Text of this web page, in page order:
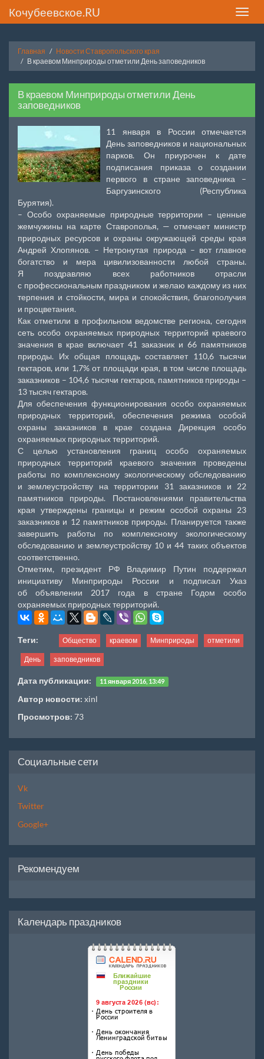
Toggle
Кочубеевское.RU
Главная
Новости Ставропольского края
В краевом Минприроды отметили День заповедников
В краевом Минприроды отметили День
заповедников
11 января в России отмечается
День заповедников и национальных
парков. Он приурочен к дате
подписания приказа о создании
первого в стране заповедника –
Баргузинского (Республика
Бурятия).
– Особо охраняемые природные территории – ценные
жемчужины на карте Ставрополья, — отмечает министр
природных ресурсов и охраны окружающей среды края
Андрей Хлопянов. – Нетронутая природа – вот главное
богатство и мера цивилизованности любой страны.
Я поздравляю всех работников отрасли
с профессиональным праздником и желаю каждому из них
терпения и стойкости, мира и спокойствия, благополучия
и процветания.
Как отметили в профильном ведомстве региона, сегодня
сеть особо охраняемых природных территорий краевого
значения в крае включает 41 заказник и 66 памятников
природы. Их общая площадь составляет 110,6 тысячи
гектаров, или 1,7% от площади края, в том числе площадь
заказников – 104,6 тысячи гектаров, памятников природы –
13 тысяч гектаров.
Для обеспечения функционирования особо охраняемых
природных территорий, обеспечения режима особой
охраны заказников в крае создана Дирекция особо
охраняемых природных территорий.
С целью установления границ особо охраняемых
природных территорий краевого значения проведены
работы по комплексному экологическому обследованию
и землеустройству на территории 31 заказников и 22
памятников природы. Постановлениями правительства
края утверждены границы и режим особой охраны 23
заказников и 12 памятников природы. Планируется также
завершить работы по комплексному экологическому
обследованию и землеустройству 10 и 44 таких объектов
соответственно.
Отметим, президент РФ Владимир Путин поддержал
инициативу Минприроды России и подписал Указ
об объявлении 2017 года в стране Годом особо
охраняемых природных территорий.
Теги: Общество краевом Минприроды отметили
День заповедников
Дата публикации: 11 января 2016, 13:49
Автор новости: xinl
Просмотров: 73
Социальные сети
Vk
Twitter
Google+
Рекомендуем
Календарь праздников